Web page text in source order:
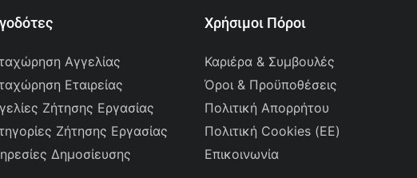
Αγγελίας
Εταιρείας
Ζήτησης Εργασίας
Ζήτησης Εργασίας
Δημοσίευσης
Χρήσιμοι Πόροι
Καριέρα & Συμβουλές
Όροι & Προϋποθέσεις
Πολιτική Απορρήτου
Πολιτική Cookies (ΕΕ)
Επικοινωνία